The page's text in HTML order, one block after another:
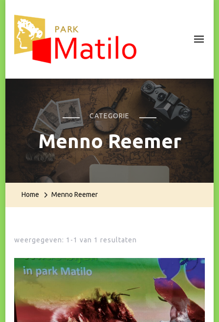
Park Matilo
CATEGORIE
Menno Reemer
Home Menno Reemer
weergegeven: 1-1 van 1 resultaten